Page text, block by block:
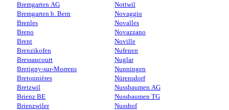
Bremgarten AG
Bremgarten b. Bern
Brenles
Breno
Brent
Brenzikofen
Bressaucourt
Bretigny-sur-Morrens
Bretonnières
Bretzwil
Brienz BE
Brienzwiler
Nottwil
Novaggio
Novalles
Novazzano
Noville
Nufenen
Nuglar
Nunningen
Nürensdorf
Nussbaumen AG
Nussbaumen TG
Nusshof